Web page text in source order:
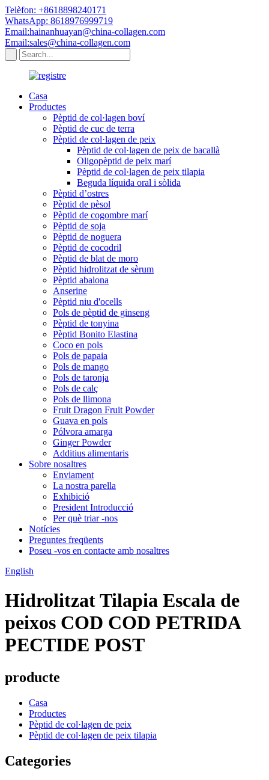
Telèfon: +8618898240171
WhatsApp: 8618976999719
Email:hainanhuayan@china-collagen.com
Email:sales@china-collagen.com
Casa
Productes
Pèptid de col·lagen boví
Pèptid de cuc de terra
Pèptid de col·lagen de peix
Pèptid de col·lagen de peix de bacallà
Oligopèptid de peix marí
Pèptid de col·lagen de peix tilapia
Beguda líquida oral i sòlida
Pèptid d’ostres
Pèptid de pèsol
Pèptid de cogombre marí
Pèptid de soja
Pèptid de noguera
Pèptid de cocodril
Pèptid de blat de moro
Pèptid hidrolitzat de sèrum
Pèptid abalona
Anserine
Pèptid niu d'ocells
Pols de pèptid de ginseng
Pèptid de tonyina
Pèptid Bonito Elastina
Coco en pols
Pols de papaia
Pols de mango
Pols de taronja
Pols de calç
Pols de llimona
Fruit Dragon Fruit Powder
Guava en pols
Pólvora amarga
Ginger Powder
Additius alimentaris
Sobre nosaltres
Enviament
La nostra parella
Exhibició
President Introducció
Per què triar -nos
Notícies
Preguntes freqüents
Poseu -vos en contacte amb nosaltres
English
Hidrolitzat Tilapia Escala de
peixos COD COD PETRIDA
PECTIDE POST
producte
Casa
Productes
Pèptid de col·lagen de peix
Pèptid de col·lagen de peix tilapia
Categories